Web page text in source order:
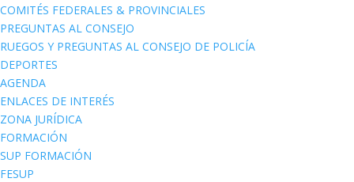
COMITÉS FEDERALES & PROVINCIALES
PREGUNTAS AL CONSEJO
RUEGOS Y PREGUNTAS AL CONSEJO DE POLICÍA
DEPORTES
AGENDA
ENLACES DE INTERÉS
ZONA JURÍDICA
FORMACIÓN
SUP FORMACIÓN
FESUP